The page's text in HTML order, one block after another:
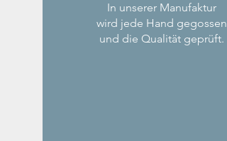
In unserer Manufaktur
wird jede Hand gegossen
und die Qualität geprüft.